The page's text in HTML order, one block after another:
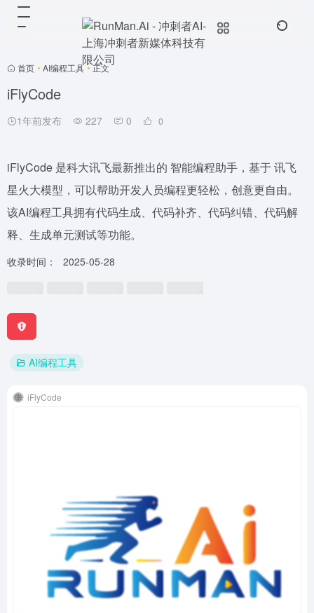
首页 • AI编程工具 • 正文
iFlyCode
1年前发布 227 0 0
iFlyCode 是科大讯飞最新推出的 智能编程助手，基于 讯飞
星火大模型，可以帮助开发人员编程更轻松，创意更自由。
该AI编程工具拥有代码生成、代码补齐、代码纠错、代码解
释、生成单元测试等功能。
收录时间： 2025-05-28
AI编程工具
iFlyCode